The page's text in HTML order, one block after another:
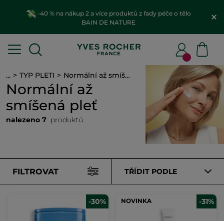
-40 % na nákup 2 a více produktů z řady péče o tělo
BAIN DE NATURE
... TYP PLETI Normální až smíšená pleť
Normální až
smíšená pleť
nalezeno 7 produktů
FILTROVAT TŘÍDIT PODLE
-30% NOVINKA -31%